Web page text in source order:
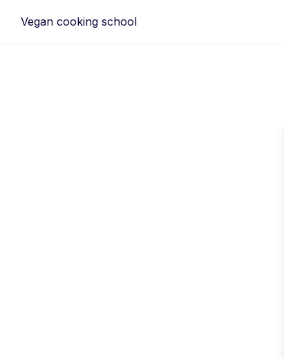
naarVegan cooking school